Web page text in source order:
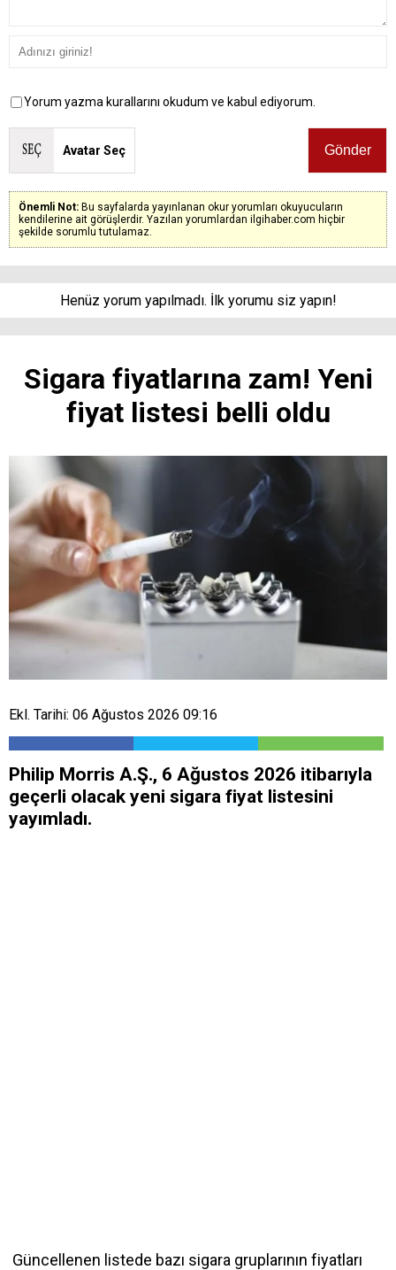
Yorum yazma kurallarını okudum ve kabul ediyorum.
Avatar Seç
Önemli Not: Bu sayfalarda yayınlanan okur yorumları okuyucuların
kendilerine ait görüşlerdir. Yazılan yorumlardan ilgihaber.com hiçbir
şekilde sorumlu tutulamaz.
Henüz yorum yapılmadı. İlk yorumu siz yapın!
Sigara fiyatlarına zam! Yeni
fiyat listesi belli oldu
Ekl. Tarihi: 06 Ağustos 2026 09:16
Philip Morris A.Ş., 6 Ağustos 2026 itibarıyla
geçerli olacak yeni sigara fiyat listesini
yayımladı.
Güncellenen listede bazı sigara gruplarının fiyatları